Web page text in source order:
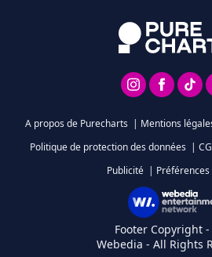
A propos de Purecharts | Mentions
Politique de protection des données |
Publicité | Préférences
Footer Copyright -
Webedia - All Rights